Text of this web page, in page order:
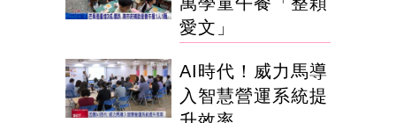
愛文」
AI時代！威力馬導
入智慧營運系統提